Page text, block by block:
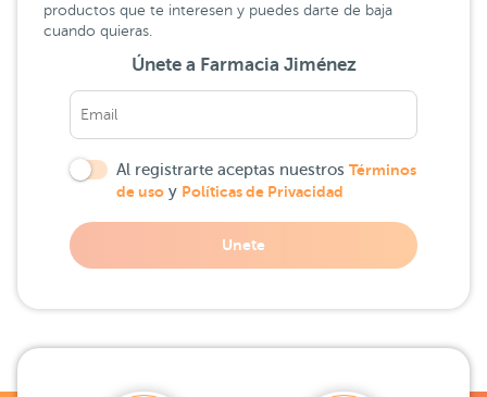
productos que te interesen y puedes darte de baja
cuando quieras.
Únete a Farmacia Jiménez
Al registrarte aceptas nuestros Términos
de uso y Políticas de Privacidad
Unete